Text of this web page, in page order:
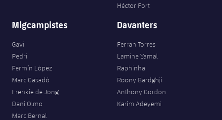
Héctor Fort
Migcampistes
Gavi
Pedri
Fermín López
Marc Casadó
Frenkie de Jong
Dani Olmo
Marc Bernal
Davanters
Ferran Torres
Lamine Yamal
Raphinha
Roony Bardghji
Anthony Gordon
Karim Adeyemi